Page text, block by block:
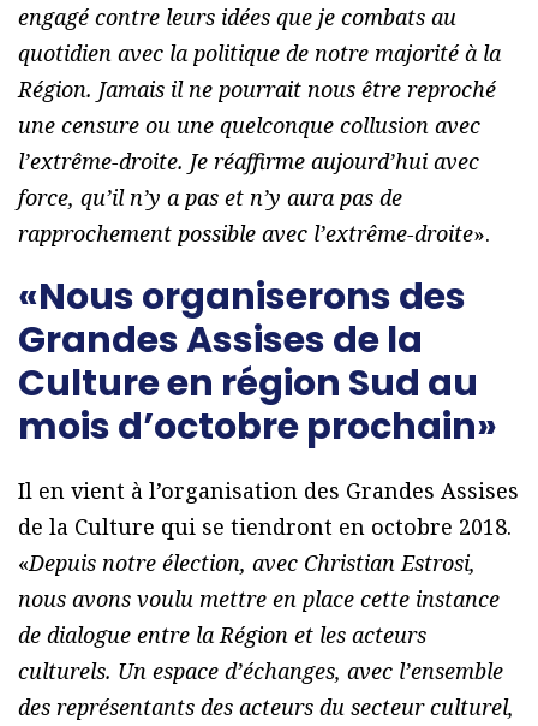
engagé contre leurs idées que je combats au
quotidien avec la politique de notre majorité à la
Région. Jamais il ne pourrait nous être reproché
une censure ou une quelconque collusion avec
l’extrême-droite. Je réaffirme aujourd’hui avec
force, qu’il n’y a pas et n’y aura pas de
rapprochement possible avec l’extrême-droite».
«Nous organiserons des
Grandes Assises de la
Culture en région Sud au
mois d’octobre prochain»
Il en vient à l’organisation des Grandes Assises
de la Culture qui se tiendront en octobre 2018.
«Depuis notre élection, avec Christian Estrosi,
nous avons voulu mettre en place cette instance
de dialogue entre la Région et les acteurs
culturels. Un espace d’échanges, avec l’ensemble
des représentants des acteurs du secteur culturel,